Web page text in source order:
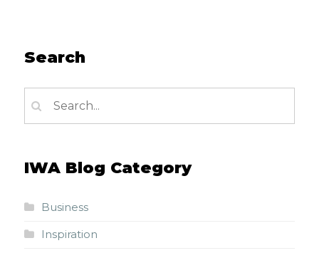
Search
IWA Blog Category
Business
Inspiration